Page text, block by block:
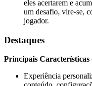
eles acertarem e
um desafio, vire-se,
jogador.
Destaques
Principais
Experiência